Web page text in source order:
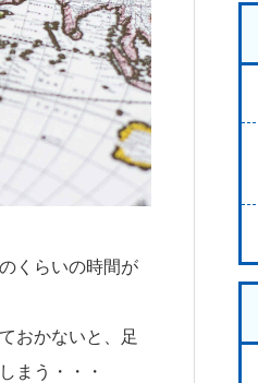
くらいの時間が
おかないと、足
まう・・・